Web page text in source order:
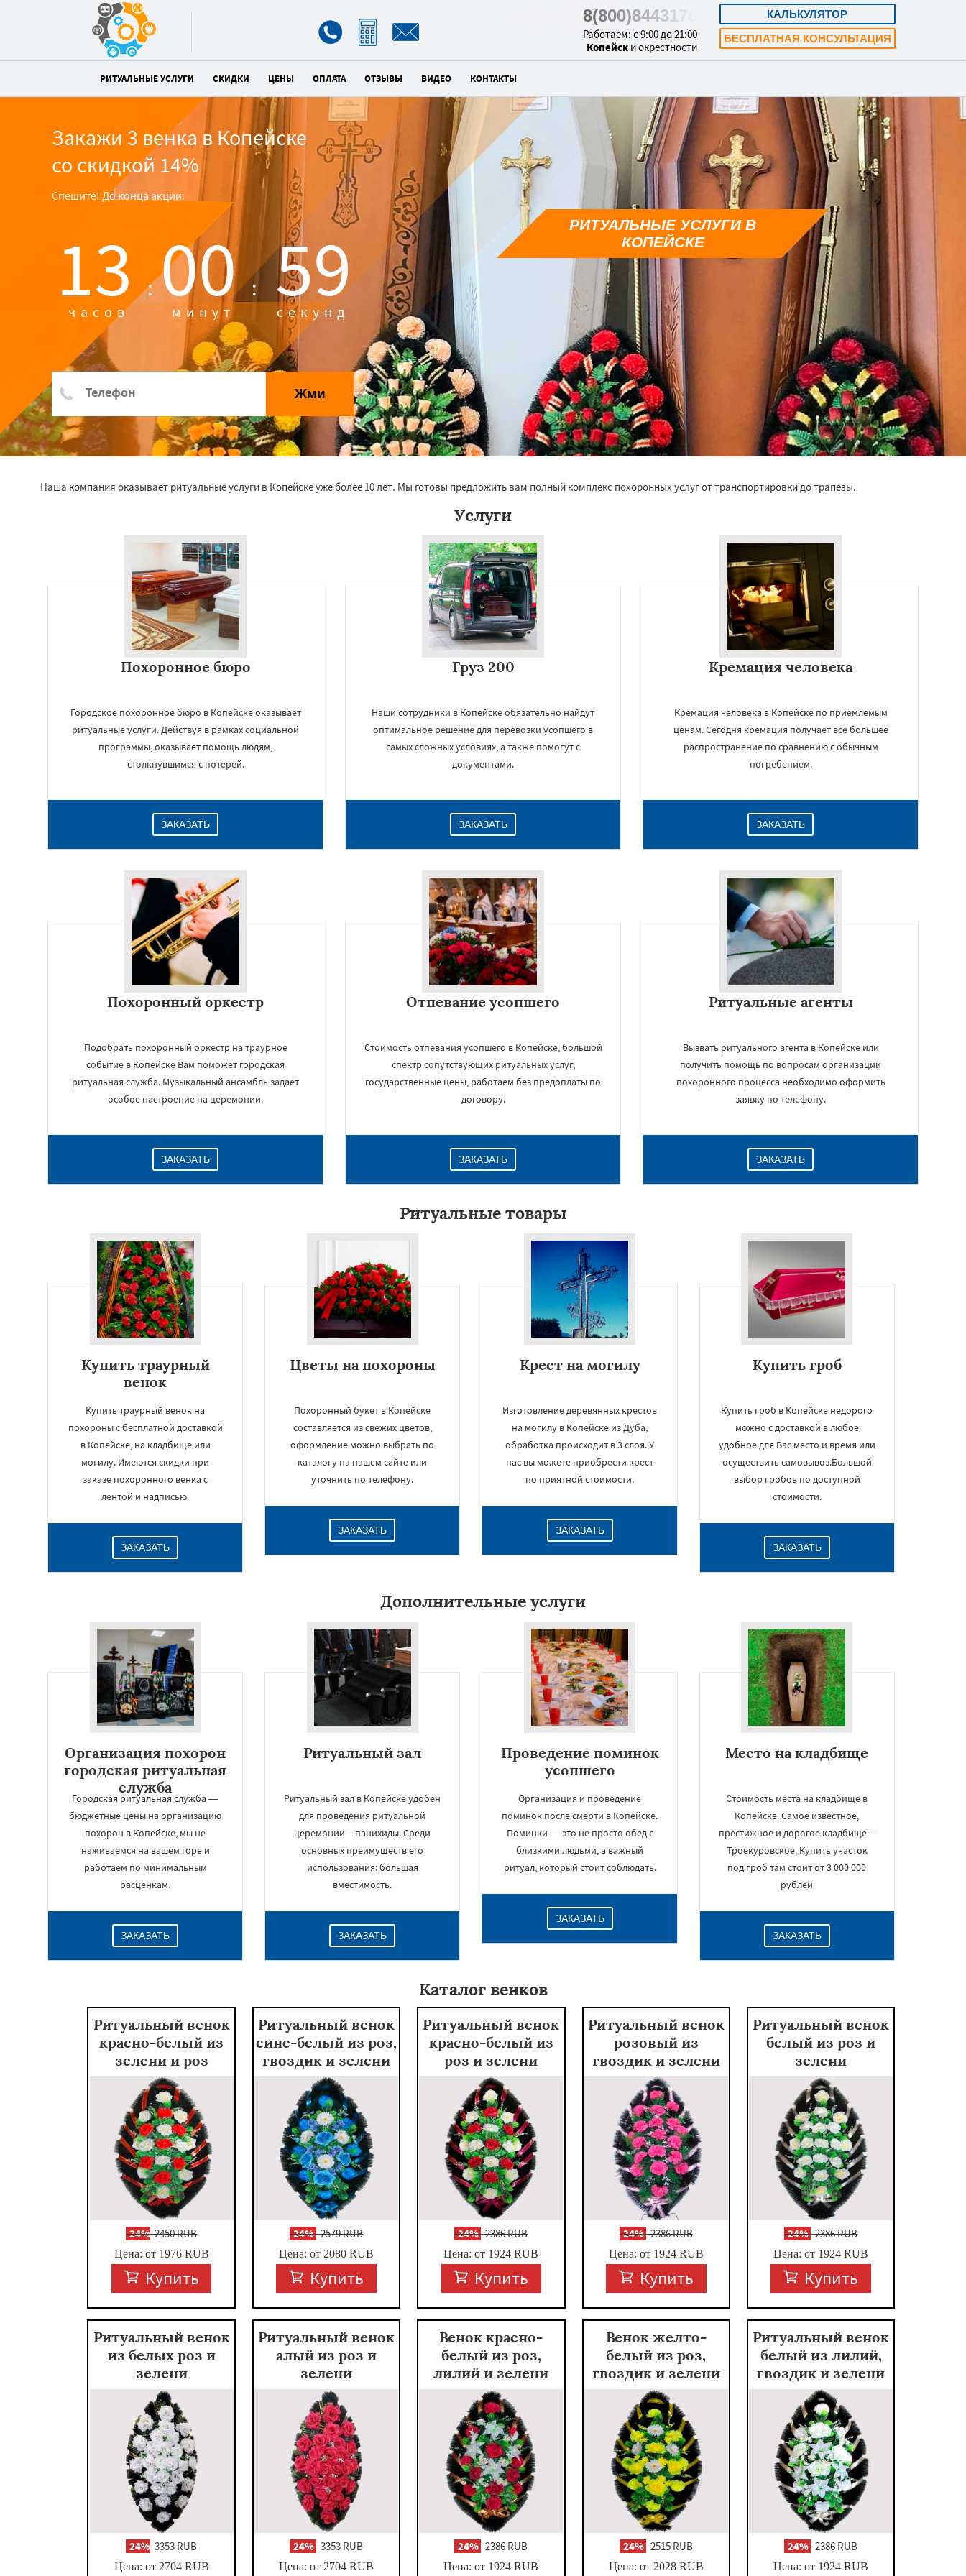
КАЛЬКУЛЯТОР
БЕСПЛАТНАЯ КОНСУЛЬТАЦИЯ
8(800)8443176
Работаем: с 9:00 до 21:00
Копейск и окрестности
РИТУАЛЬНЫЕ УСЛУГИ СКИДКИ ЦЕНЫ ОПЛАТА ОТЗЫВЫ ВИДЕО КОНТАКТЫ
Закажи 3 венка в Копейске
со скидкой 14%
Спешите! До конца акции:
13 :
часов 00 :
минут 57
секунд
Жми
РИТУАЛЬНЫЕ УСЛУГИ В
КОПЕЙСКЕ
Наша компания оказывает ритуальные услуги в Копейске уже более 10 лет. Мы готовы предложить вам полный комплекс похоронных услуг от транспортировки до трапезы.
Услуги
Похоронное бюро
Городское похоронное бюро в Копейске оказывает
ритуальные услуги. Действуя в рамках социальной
программы, оказывает помощь людям,
столкнувшимся с потерей.
ЗАКАЗАТЬ
Груз 200
Наши сотрудники в Копейске обязательно найдут
оптимальное решение для перевозки усопшего в
самых сложных условиях, а также помогут с
документами.
ЗАКАЗАТЬ
Кремация человека
Кремация человека в Копейске по приемлемым
ценам. Сегодня кремация получает все большее
распространение по сравнению с обычным
погребением.
ЗАКАЗАТЬ
Похоронный оркестр
Подобрать похоронный оркестр на траурное
событие в Копейске Вам поможет городская
ритуальная служба. Музыкальный ансамбль задает
особое настроение на церемонии.
ЗАКАЗАТЬ
Отпевание усопшего
Стоимость отпевания усопшего в Копейске, большой
спектр сопутствующих ритуальных услуг,
государственные цены, работаем без предоплаты по
договору.
ЗАКАЗАТЬ
Ритуальные агенты
Вызвать ритуального агента в Копейске или
получить помощь по вопросам организации
похоронного процесса необходимо оформить
заявку по телефону.
ЗАКАЗАТЬ
Ритуальные товары
Купить траурный
венок
Купить траурный венок на
похороны с бесплатной доставкой
в Копейске, на кладбище или
могилу. Имеются скидки при
заказе похоронного венка с
лентой и надписью.
ЗАКАЗАТЬ
Цветы на похороны
Похоронный букет в Копейске
составляется из свежих цветов,
оформление можно выбрать по
каталогу на нашем сайте или
уточнить по телефону.
ЗАКАЗАТЬ
Крест на могилу
Изготовление деревянных крестов
на могилу в Копейске из Дуба,
обработка происходит в 3 слоя. У
нас вы можете приобрести крест
по приятной стоимости.
ЗАКАЗАТЬ
Купить гроб
Купить гроб в Копейске недорого
можно с доставкой в любое
удобное для Вас место и время или
осуществить самовывоз.Большой
выбор гробов по доступной
стоимости.
ЗАКАЗАТЬ
Дополнительные услуги
Организация похорон
городская ритуальная
служба
Городская ритуальная служба —
бюджетные цены на организацию
похорон в Копейске, мы не
наживаемся на вашем горе и
работаем по минимальным
расценкам.
ЗАКАЗАТЬ
Ритуальный зал
Ритуальный зал в Копейске удобен
для проведения ритуальной
церемонии – панихиды. Среди
основных преимуществ его
использования: большая
вместимость.
ЗАКАЗАТЬ
Проведение поминок
усопшего
Организация и проведение
поминок после смерти в Копейске.
Поминки — это не просто обед с
близкими людьми, а важный
ритуал, который стоит соблюдать.
ЗАКАЗАТЬ
Место на кладбище
Стоимость места на кладбище в
Копейске. Самое известное,
престижное и дорогое кладбище –
Троекуровское, Купить участок
под гроб там стоит от 3 000 000
рублей
ЗАКАЗАТЬ
Каталог венков
Ритуальный венок
красно-белый из
зелени и роз
-24%2450 RUB
Цена: от 1976 RUB
Купить
Ритуальный венок
сине-белый из роз,
гвоздик и зелени
-24%2579 RUB
Цена: от 2080 RUB
Купить
Ритуальный венок
красно-белый из
роз и зелени
-24%2386 RUB
Цена: от 1924 RUB
Купить
Ритуальный венок
розовый из
гвоздик и зелени
-24%2386 RUB
Цена: от 1924 RUB
Купить
Ритуальный венок
белый из роз и
зелени
-24%2386 RUB
Цена: от 1924 RUB
Купить
Ритуальный венок
из белых роз и
зелени
-24%3353 RUB
Цена: от 2704 RUB
Ритуальный венок
алый из роз и
зелени
-24%3353 RUB
Цена: от 2704 RUB
Венок красно-
белый из роз,
лилий и зелени
-24%2386 RUB
Цена: от 1924 RUB
Венок желто-
белый из роз,
гвоздик и зелени
-24%2515 RUB
Цена: от 2028 RUB
Ритуальный венок
белый из лилий,
гвоздик и зелени
-24%2386 RUB
Цена: от 1924 RUB
Даю согласие на обработку персональных данных